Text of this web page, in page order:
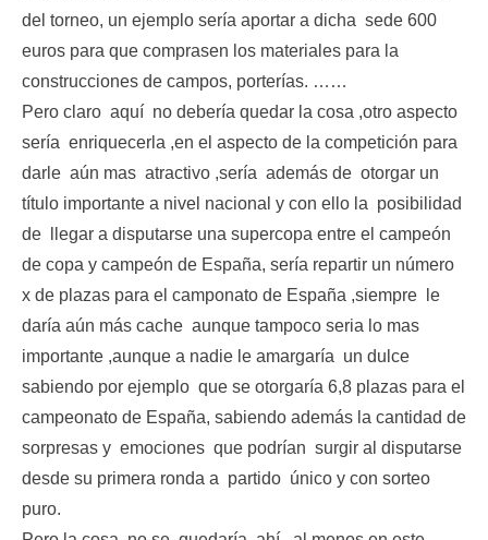
del torneo, un ejemplo sería aportar a dicha sede 600
euros para que comprasen los materiales para la
construcciones de campos, porterías. ……
Pero claro aquí no debería quedar la cosa ,otro aspecto
sería enriquecerla ,en el aspecto de la competición para
darle aún mas atractivo ,sería además de otorgar un
título importante a nivel nacional y con ello la posibilidad
de llegar a disputarse una supercopa entre el campeón
de copa y campeón de España, sería repartir un número
x de plazas para el camponato de España ,siempre le
daría aún más cache aunque tampoco seria lo mas
importante ,aunque a nadie le amargaría un dulce
sabiendo por ejemplo que se otorgaría 6,8 plazas para el
campeonato de España, sabiendo además la cantidad de
sorpresas y emociones que podrían surgir al disputarse
desde su primera ronda a partido único y con sorteo
puro.